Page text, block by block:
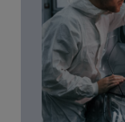
Bagażnik na rowery
MTB, Górskie, Cross,
- 4 duże rowery, Otwarcie
VW Nowy Multivan T7,
T7, Multivan Family